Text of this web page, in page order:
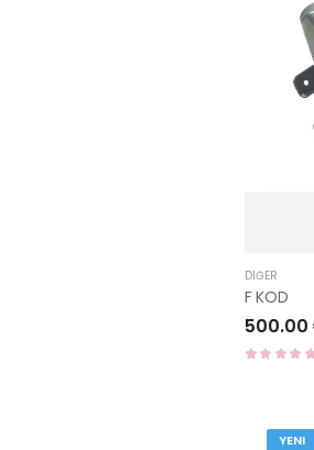
DIĞER
F KOD
500.00
YENI